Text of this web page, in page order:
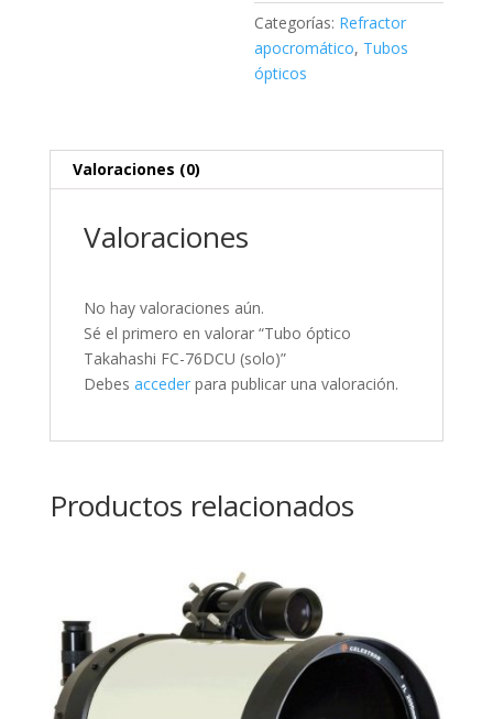
Categorías: Refractor
apocromático, Tubos
ópticos
Valoraciones (0)
Valoraciones
No hay valoraciones aún.
Sé el primero en valorar “Tubo óptico
Takahashi FC-76DCU (solo)”
Debes accederpara publicar una valoración.
Productos relacionados